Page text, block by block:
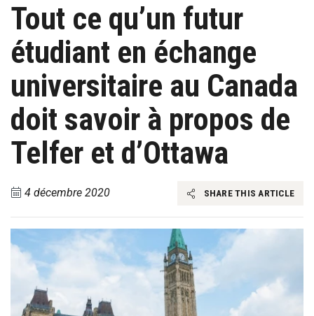
Tout ce qu’un futur
étudiant en échange
universitaire au Canada
doit savoir à propos de
Telfer et d’Ottawa
4 décembre 2020 SHARE THIS ARTICLE